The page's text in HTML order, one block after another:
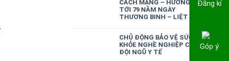
CÁCH MẠNG – HƯỚNG
TỚI 79 NĂM NGÀY
THƯƠNG BINH – LIỆT SĨ
CHỦ ĐỘNG BẢO VỆ SỨC
KHỎE NGHỀ NGHIỆP CHO
ĐỘI NGŨ Y TẾ
Đăng kí
Góp ý